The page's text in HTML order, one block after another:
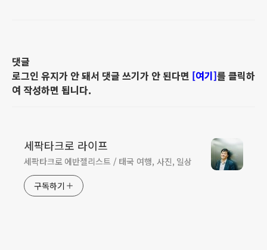
댓글
로그인 유지가 안 돼서 댓글 쓰기가 안 된다면 [여기]를 클릭하
여 작성하면 됩니다.
세팍타크로 라이프
세팍타크로 에반젤리스트 / 태국 여행, 사진, 일상
구독하기